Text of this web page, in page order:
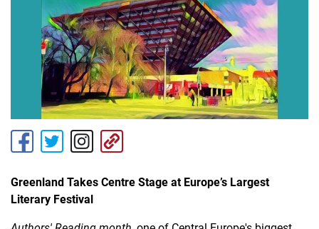
Greenland Takes Centre Stage at Europe’s Largest
Literary Festival